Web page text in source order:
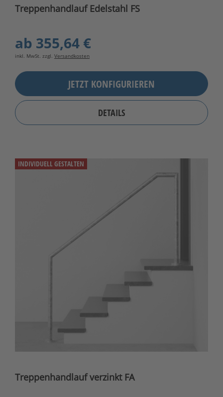
Treppenhandlauf Edelstahl FS
ab 355,64 €
inkl. MwSt. zzgl. Versandkosten
JETZT KONFIGURIEREN
DETAILS
INDIVIDUELL GESTALTEN
Treppenhandlauf verzinkt FA